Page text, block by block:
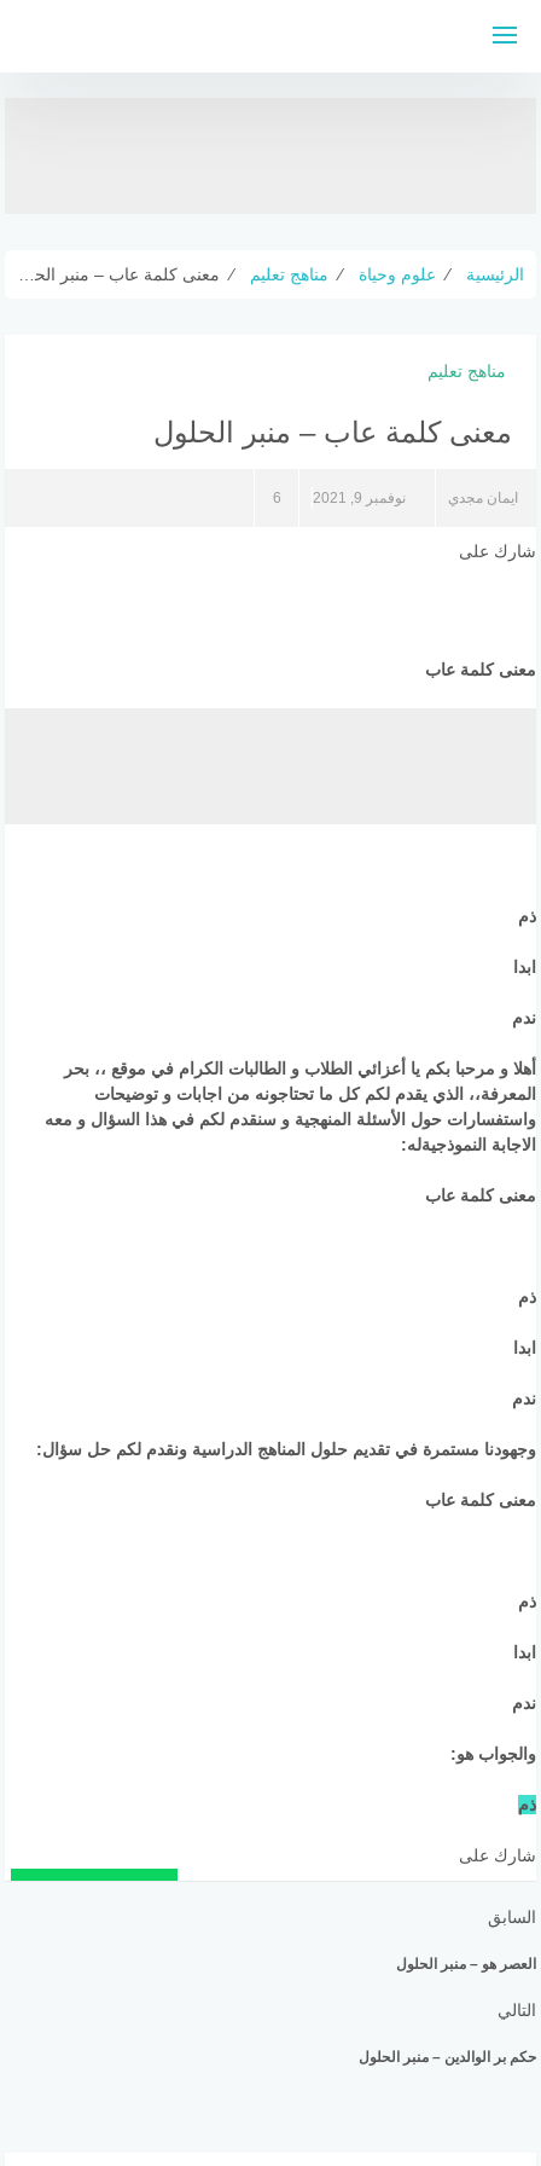
الرئيسية ⁄ علوم وحياة ⁄ مناهج تعليم ⁄ معنى كلمة عاب – منبر الحلول
مناهج تعليم
معنى كلمة عاب – منبر الحلول
ايمان مجدي نوفمبر 9, 2021 6
شارك على
معنى كلمة عاب
ذم
ابدا
ندم
أهلا و مرحبا بكم يا أعزائي الطلاب و الطالبات الكرام في موقع ،، بحر
المعرفة،، الذي يقدم لكم كل ما تحتاجونه من اجابات و توضيحات
واستفسارات حول الأسئلة المنهجية و سنقدم لكم في هذا السؤال و معه
الاجابة النموذجيةله:
معنى كلمة عاب
ذم
ابدا
ندم
وجهودنا مستمرة في تقديم حلول المناهج الدراسية ونقدم لكم حل سؤال:
معنى كلمة عاب
ذم
ابدا
ندم
والجواب هو:
ذم
شارك على
السابق
العصر هو – منبر الحلول
التالي
حكم بر الوالدين – منبر الحلول